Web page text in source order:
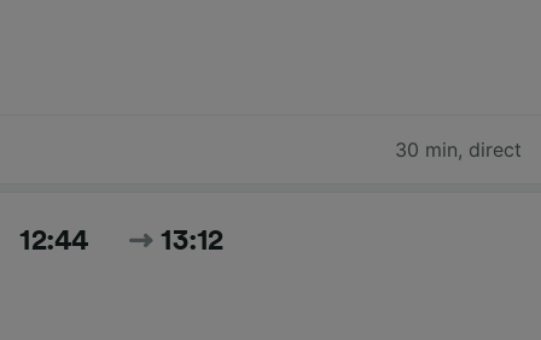
30 min, direct
12:44 13:12